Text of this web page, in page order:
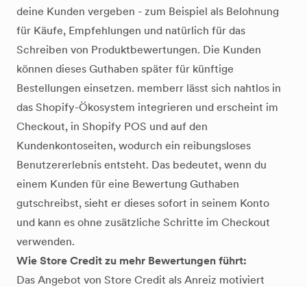
deine Kunden vergeben - zum Beispiel als Belohnung
für Käufe, Empfehlungen und natürlich für das
Schreiben von Produktbewertungen. Die Kunden
können dieses Guthaben später für künftige
Bestellungen einsetzen. memberr lässt sich nahtlos in
das Shopify-Ökosystem integrieren und erscheint im
Checkout, in Shopify POS und auf den
Kundenkontoseiten, wodurch ein reibungsloses
Benutzererlebnis entsteht. Das bedeutet, wenn du
einem Kunden für eine Bewertung Guthaben
gutschreibst, sieht er dieses sofort in seinem Konto
und kann es ohne zusätzliche Schritte im Checkout
verwenden.
Wie Store Credit zu mehr Bewertungen führt:
Das Angebot von Store Credit als Anreiz motiviert